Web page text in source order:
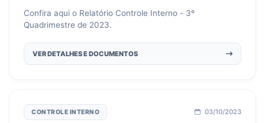
Confira aqui o Relatório Controle Interno - 3º
Quadrimestre de 2023.
VER DETALHES E DOCUMENTOS
CONTROLE INTERNO 03/10/2023